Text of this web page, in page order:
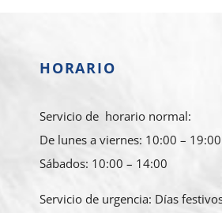
HORARIO
Servicio de horario normal:
De lunes a viernes: 10:00 – 19:00
Sábados: 10:00 – 14:00
Servicio de urgencia: Días